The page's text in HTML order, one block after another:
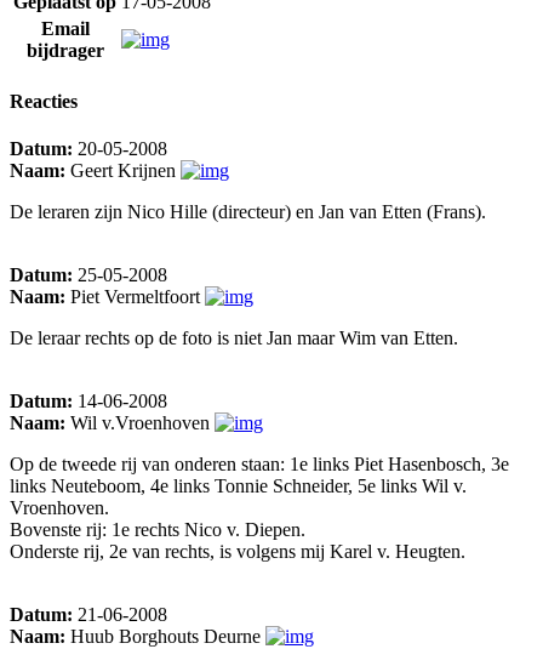
Email
bijdrager
Reacties
Datum: 20-05-2008
Naam: Geert Krijnen
De leraren zijn Nico Hille (directeur) en Jan van Etten (Frans).
Datum: 25-05-2008
Naam: Piet Vermeltfoort
De leraar rechts op de foto is niet Jan maar Wim van Etten.
Datum: 14-06-2008
Naam: Wil v.Vroenhoven
Op de tweede rij van onderen staan: 1e links Piet Hasenbosch, 3e
links Neuteboom, 4e links Tonnie Schneider, 5e links Wil v.
Vroenhoven.
Bovenste rij: 1e rechts Nico v. Diepen.
Onderste rij, 2e van rechts, is volgens mij Karel v. Heugten.
Datum: 21-06-2008
Naam: Huub Borghouts Deurne